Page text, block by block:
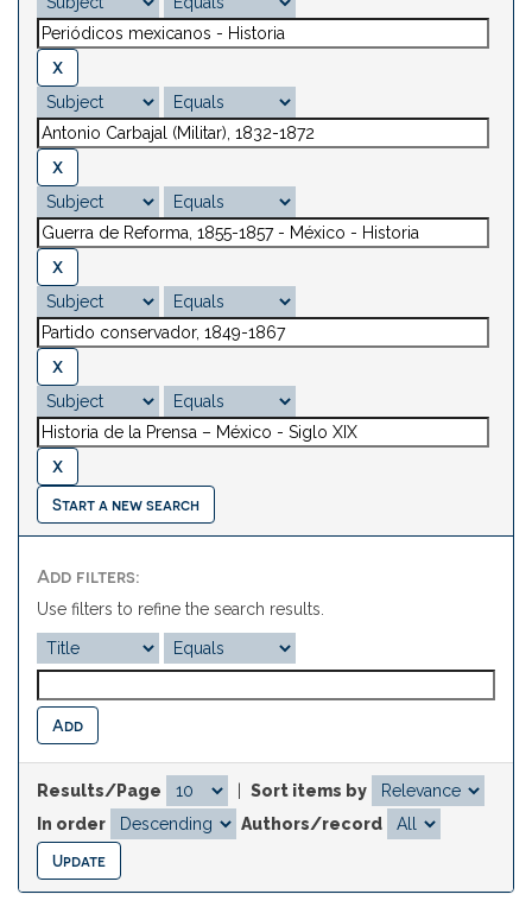
Start a new search
Add filters:
Use filters to refine the search results.
Results/Page
Sort items by
In order
Authors/record